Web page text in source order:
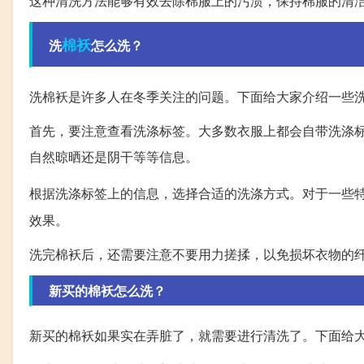
洗棉袄怎么洗？
洗棉袄是许多人在冬季关注的问题。下面给大家介绍一些
首先，要注意查看洗涤标签。大多数衣服上都会自带洗
自然晾晒还是阴干等等信息。
根据洗涤标签上的信息，选择合适的洗涤方式。对于一
效果。
洗完棉袄后，还需要注意不要用力搓揉，以免损坏衣物的
新买的棉袄怎么洗？
新买的棉袄如果实在弄脏了，就需要进行清洗了。下面给